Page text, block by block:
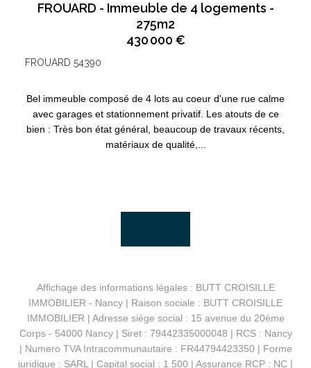
FROUARD - Immeuble de 4 logements -
275m2
430 000 €
FROUARD 54390
Bel immeuble composé de 4 lots au coeur d'une rue calme
avec garages et stationnement privatif. Les atouts de ce
bien : Très bon état général, beaucoup de travaux récents,
matériaux de qualité,...
Affichage des informations légales : BUTT CROISILLE
IMMOBILIER - Nancy | Raison sociale : BUTT CROISILLE
IMMOBILIER | Adresse siège social : 15 avenue du 20ème
Corps - 54000 Nancy | Siret : 79442335000048 | RCS : Nancy
| Numero TVA Intracommunautaire : FR44794423350 | Forme
juridique : SARL | Capital social : 1 500 | Assurance RCP : NC |